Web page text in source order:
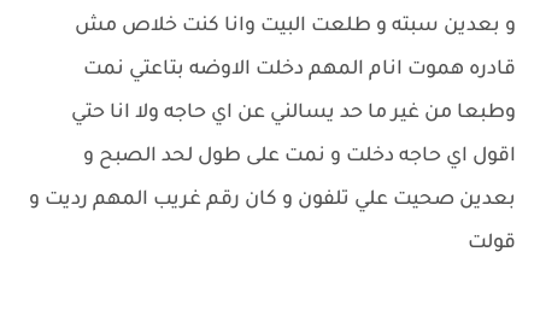
و بعدين سبته و طلعت البيت وانا كنت خلاص مش
قادره هموت انام المهم دخلت الاوضه بتاعتي نمت
وطبعا من غير ما حد يسالني عن اي حاجه ولا انا حتي
اقول اي حاجه دخلت و نمت على طول لحد الصبح و
بعدين صحيت علي تلفون و كان رقم غريب المهم رديت و
قولت